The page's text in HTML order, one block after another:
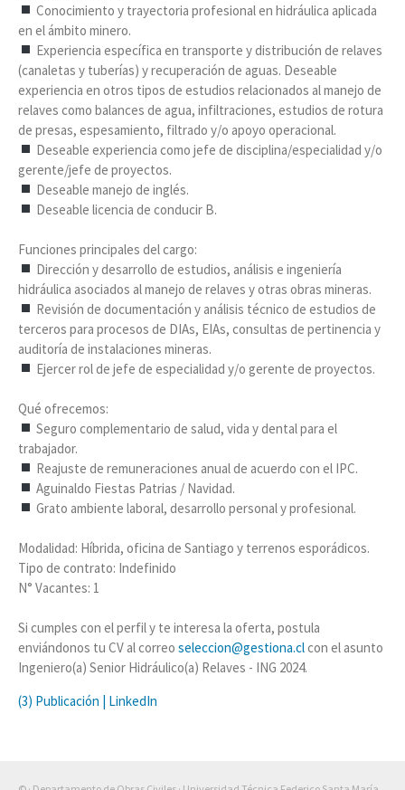
Conocimiento y trayectoria profesional en hidráulica aplicada
en el ámbito minero.
Experiencia específica en transporte y distribución de relaves
(canaletas y tuberías) y recuperación de aguas. Deseable
experiencia en otros tipos de estudios relacionados al manejo de
relaves como balances de agua, infiltraciones, estudios de rotura
de presas, espesamiento, filtrado y/o apoyo operacional.
Deseable experiencia como jefe de disciplina/especialidad y/o
gerente/jefe de proyectos.
Deseable manejo de inglés.
Deseable licencia de conducir B.
Funciones principales del cargo:
Dirección y desarrollo de estudios, análisis e ingeniería
hidráulica asociados al manejo de relaves y otras obras mineras.
Revisión de documentación y análisis técnico de estudios de
terceros para procesos de DIAs, EIAs, consultas de pertinencia y
auditoría de instalaciones mineras.
Ejercer rol de jefe de especialidad y/o gerente de proyectos.
Qué ofrecemos:
Seguro complementario de salud, vida y dental para el
trabajador.
Reajuste de remuneraciones anual de acuerdo con el IPC.
Aguinaldo Fiestas Patrias / Navidad.
Grato ambiente laboral, desarrollo personal y profesional.
Modalidad: Híbrida, oficina de Santiago y terrenos esporádicos.
Tipo de contrato: Indefinido
N° Vacantes: 1
Si cumples con el perfil y te interesa la oferta, postula
enviándonos tu CV al correo seleccion@gestiona.clcon el asunto
Ingeniero(a) Senior Hidráulico(a) Relaves - ING 2024.
(3) Publicación | LinkedIn